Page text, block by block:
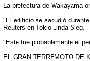
La prefectura de Wakayama
"El edificio se sacudió
Reuters en Tokio Linda Sieg.
"Este fue probablemente el
EL GRAN TERREMOTO DE